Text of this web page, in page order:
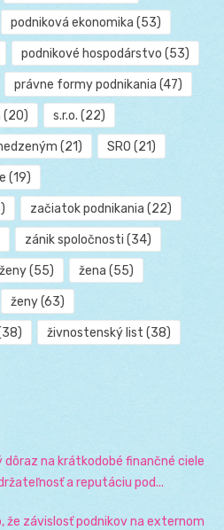
podniková ekonomika (53)
podnikové hospodárstvo (53)
právne formy podnikania (47)
(20) s.r.o. (22)
(21) SRO (21)
(19)
začiatok podnikania (22)
zánik spoločnosti (34)
(55) žena (55)
ženy(63)
živnostenský list (38)
dôraz na krátkodobé finančné ciele
a reputáciu pod...
že závislosť podnikov na externom